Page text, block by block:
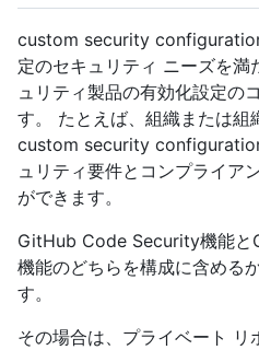
custom security
定のセキュリティ ニーズを
ュリティ製品の有効化設定の
す。 たとえば、組織または組
custom security
ュリティ要件とコンプライア
ができます。
GitHub Code Security機能
機能のどちらを構成に含める
す。
その場合は、プライベート リ